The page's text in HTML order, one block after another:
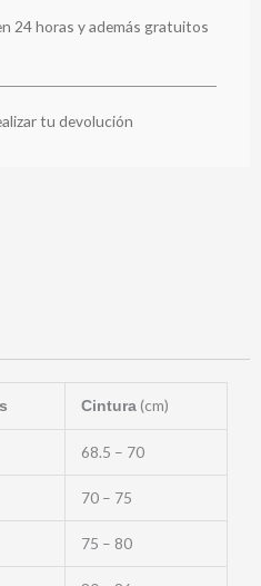
24 horas y además gratuitos
tu devolución
Cintura(cm)
68.5 – 70
70 – 75
75 – 80